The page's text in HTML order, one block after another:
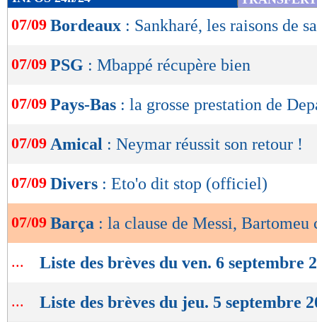
de
lecture
OK
07/09 Bordeaux : Sankharé, les raisons de
07/09 PSG : Mbappé récupère bien
07/09 Pays-Bas : la grosse prestation de
07/09 Amical : Neymar réussit son retour !
07/09 Divers : Eto'o dit stop (officiel)
07/09 Barça : la clause de Messi, Bartomeu
... Liste des brèves du ven. 6 septembre
... Liste des brèves du jeu. 5 septembre